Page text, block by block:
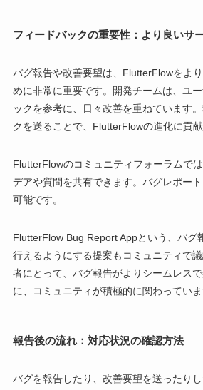
フィードバックの重要性：より良いサ
バグ報告や改善要望は、FlutterFlowをよ
めに非常に重要です。開発チームは、ユ
ックを参考に、日々改善を重ねています
クを送ることで、FlutterFlowの進化に貢
FlutterFlowのコミュニティフォーラムで
デアや質問を共有できます。バグレポー
可能です。
FlutterFlow Bug Report Appという、バグ
行えるようにする提案もコミュニティで
者にとって、バグ報告がよりシームレス
に、コミュニティが積極的に関わっていま
報告後の流れ：対応状況の確認方法
バグを報告したり、改善要望を送ったり